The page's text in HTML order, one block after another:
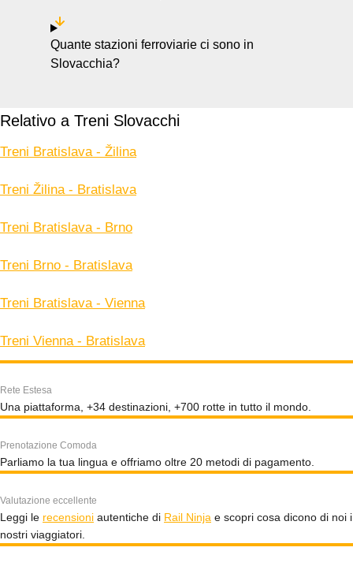
Quante stazioni ferroviarie ci sono in
Slovacchia?
Relativo a Treni Slovacchi
Treni Bratislava - Žilina
Treni Žilina - Bratislava
Treni Bratislava - Brno
Treni Brno - Bratislava
Treni Bratislava - Vienna
Treni Vienna - Bratislava
Rete Estesa
Una piattaforma, +34 destinazioni, +700 rotte in tutto il mondo.
Prenotazione Comoda
Parliamo la tua lingua e offriamo oltre 20 metodi di pagamento.
Valutazione eccellente
Leggi le recensioni autentiche di Rail Ninja e scopri cosa dicono di noi i
nostri viaggiatori.